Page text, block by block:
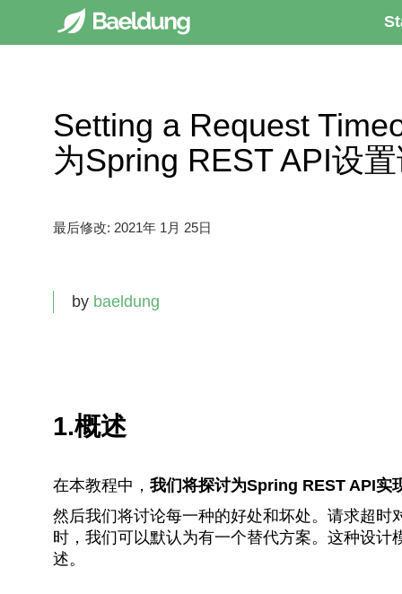
Setting a Request
为Spring REST API设
最后修改: 2021年 1月 25日
by baeldung
1.概述
在本教程中， 我们将探讨为Spring REST API实
然后我们将讨论每一种的好处和坏处。请求超
时，我们可以默认为有一个替代方案。这种设计
述。